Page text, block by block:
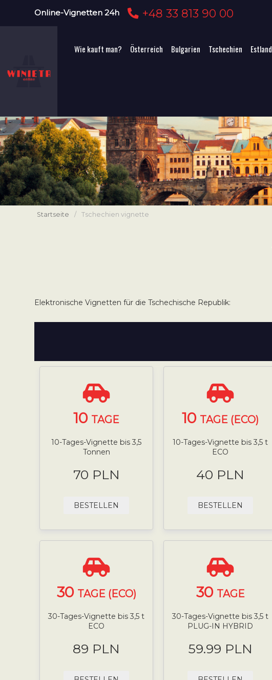
Online-Vignetten 24h +48 33 813 90 00
Wie kauft man? Österreich Bulgarien Tschechien Estland
Startseite / Tschechien vignette
Elektronische Vignetten für die Tschechische Republik:
10 TAGE
10-Tages-Vignette bis 3,5
Tonnen
70 PLN
BESTELLEN
10 TAGE (ECO)
10-Tages-Vignette bis 3,5 t
ECO
40 PLN
BESTELLEN
30 TAGE (ECO)
30-Tages-Vignette bis 3,5 t
ECO
89 PLN
30 TAGE
30-Tages-Vignette bis 3,5 t
PLUG-IN HYBRID
59.99 PLN